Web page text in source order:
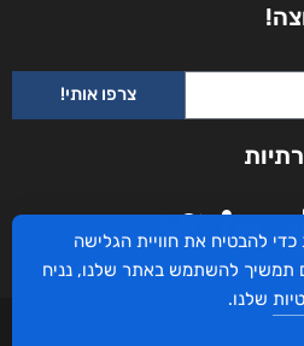
צרפו אותי!
שמורות. בוקסאי טכנולוגיות בע"מ שד אבא
להבטיח את חוויית הגלישה
תמשיך להשתמש באתר שלנו, נניח
שלנו.